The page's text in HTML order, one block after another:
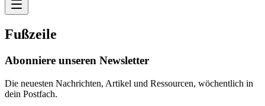
Fußzeile
Abonniere unseren Newsletter
Die neuesten Nachrichten, Artikel und Ressourcen, wöchentlich in
dein Postfach.